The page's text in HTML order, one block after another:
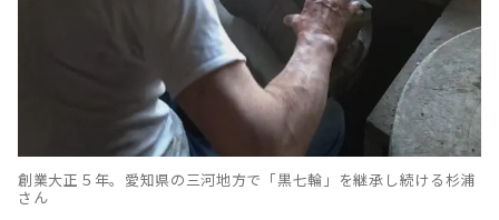
創業大正５年。愛知県の三河地方で「黒七輪」を継承し続ける杉浦
さん